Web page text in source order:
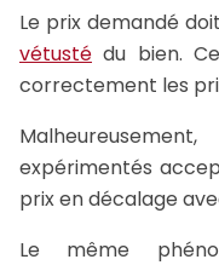
Le prix demandé
vétusté du bien.
correctement les
expérimentés
prix en décalage
Le même